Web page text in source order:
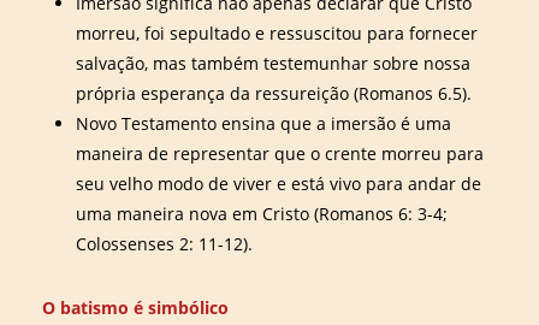
morreu, foi sepultado e ressuscitou para fornecer
salvação, mas também testemunhar sobre nossa
própria esperança da ressureição (Romanos 6.5).
Novo Testamento ensina que a imersão é uma
maneira de representar que o crente morreu para
seu velho modo de viver e está vivo para andar de
uma maneira nova em Cristo (Romanos 6: 3-4;
Colossenses 2: 11-12).
O batismo é simbólico